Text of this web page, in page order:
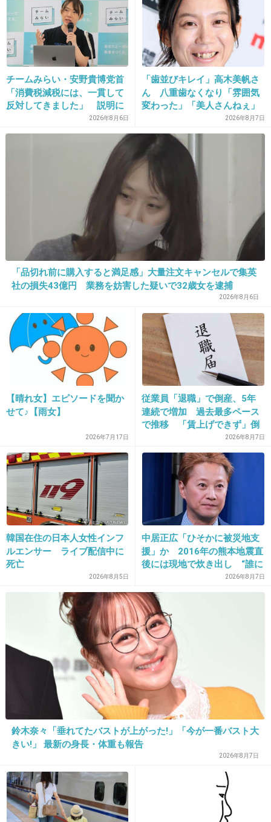
+6
26. 匿名2018/03/20(火) 22:26:38
純次、最近忙しそうだったもんね。
+16 -3
車運転してて当たったかな？程度の事故で、降
りてきた相手が一流芸能人だったら驚くだろう
ど田舎に暮らしてるから縁の無い話だけど
+22 -2
28. 匿名 2018/03/20(火) 22:27:26
高田純次くらいなら、お手伝いさん兼運転手や
とったほうがいいんじゃないかなぁ。
+89 -2
ちゃんと名前を名乗ったのか不安。
+23
30. 匿名2018/03/20(火) 22:31:55
高田純次好きだけど、23区在住なら返納してい
いかも…と思った
+46
31. 匿名 2018/03/20(火) 22:33:34
双方に怪我がなく不幸中の幸いでほっとしまし
私は数あるじゅんじさんのネタの中で「30歳に
見えないね〜29歳かと思ったよ！」が好きです
チームみらい・安野貴博党首
「消費税減税には、一貫して
反対してきました」 説明に
2026年8月6日
「歯並びキレイ」高木美帆さ
ん 八重歯なくなり「雰囲気
変わった」「美人さんねぇ」
「歯列矯正してるんや」2026年8月7日
「品切れ前に購入すると満足感」大量注文キャンセルで集英
社の損失43億円 業務を妨害した疑いで32歳女を逮捕
2026年8月6日
【晴れ女】エピソードを聞か
せて♪【雨女】
2026年7月17日
従業員「退職」で倒産、5年
連続で増加 過去最多ペース
で推移 「賃上げできず」倒
2026年8月7日
韓国在住の日本人女性インフ
ルエンサー ライブ配信中に
死亡
2026年8月5日
中居正広「ひそかに被災地支
援」か 2016年の熊本地震直
後には現地で炊き出し “誰に
も知られなくて良い”と、むし
ろ強まる福祉活動への思い
2026年8月7日
鈴木奈々「垂れてたバストが上がった!」「今が一番バスト大
きい!」 最新の身長・体重も報告
2026年8月7日